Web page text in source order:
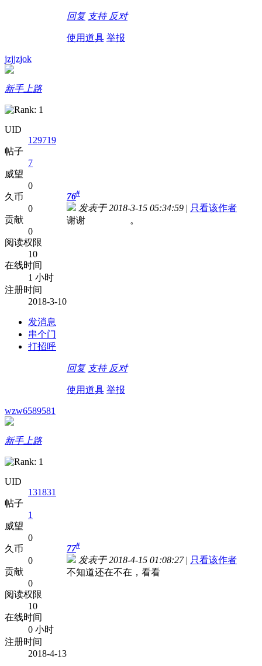
回复 支持 反对
使用道具 举报
jzjjzjok
新手上路
UID
129719
帖子
7
威望
0
久币
0
贡献
0
阅读权限
10
在线时间
1 小时
注册时间
2018-3-10
发消息
串个门
打招呼
76#
发表于 2018-3-15 05:34:59 | 只看该作者
谢谢 。
回复 支持 反对
使用道具 举报
wzw6589581
新手上路
UID
131831
帖子
1
威望
0
久币
0
贡献
0
阅读权限
10
在线时间
0 小时
注册时间
2018-4-13
77#
发表于 2018-4-15 01:08:27 | 只看该作者
不知道还在不在，看看